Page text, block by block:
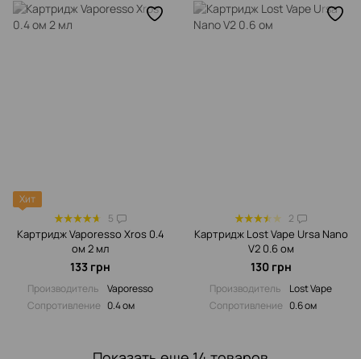
Хит
5
Картридж Vaporesso Xros 0.4
ом 2 мл
133 грн
Производитель
Vaporesso
Сопротивление‌ 0.4 ом
2
Картридж Lost Vape Ursa Nano
V2 0.6 ом
130 грн
Производитель
Lost Vape
Сопротивление‌ 0.6 ом